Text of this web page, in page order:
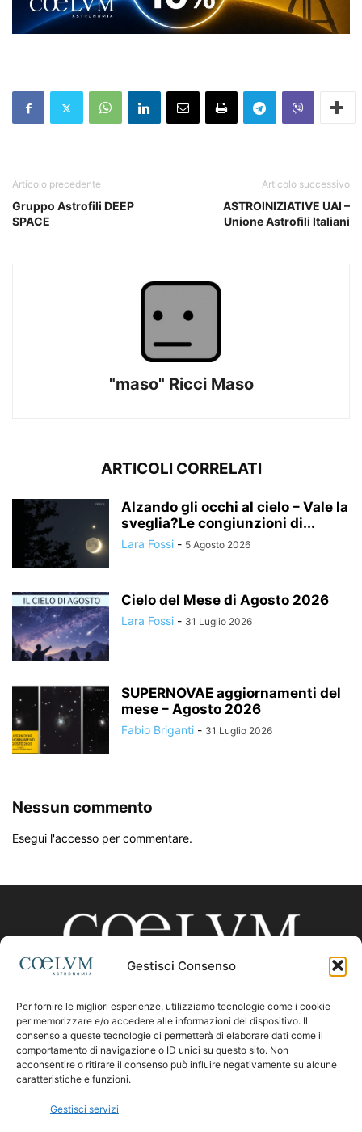
Gestisci Consenso
Per fornire le migliori esperienze, utilizziamo tecnologie come i cookie
per memorizzare e/o accedere alle informazioni del dispositivo. Il
consenso a queste tecnologie ci permetterà di elaborare dati come il
comportamento di navigazione o ID unici su questo sito. Non
acconsentire o ritirare il consenso può influire negativamente su alcune
caratteristiche e funzioni.
Gestisci servizi
Articolo precedente
Gruppo Astrofili DEEP
SPACE
Articolo successivo
ASTROINIZIATIVE UAI –
Unione Astrofili Italiani
"maso" Ricci Maso
ARTICOLI CORRELATI
Alzando gli occhi al cielo – Vale la
sveglia?Le congiunzioni di...
Lara Fossi - 5 Agosto 2026
Cielo del Mese di Agosto 2026
Lara Fossi - 31 Luglio 2026
SUPERNOVAE aggiornamenti del
mese – Agosto 2026
Fabio Briganti - 31 Luglio 2026
Nessun commento
Esegui l'accesso per commentare.
CHI SIAMO
Contattaci:coelumastro@coelum.com